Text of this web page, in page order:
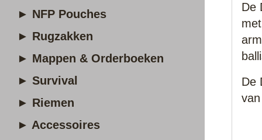
► NFP Pouches
► Rugzakken
► Mappen & Orderboeken
► Survival
► Riemen
► Accessoires
De
De